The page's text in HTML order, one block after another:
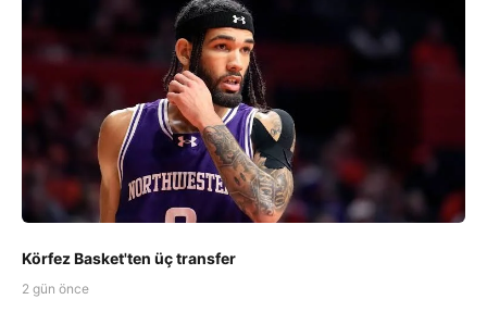
Körfez Basket'ten üç transfer
2 gün önce